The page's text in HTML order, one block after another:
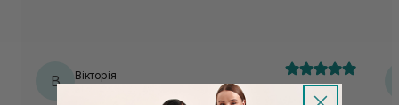
В Вікторія